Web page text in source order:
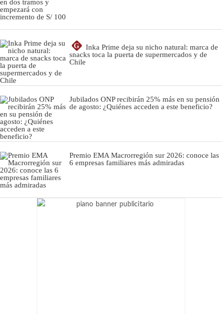
G
Inka Prime deja su nicho natural: marca de
snacks toca la puerta de supermercados y de
Chile
Jubilados ONP recibirán 25% más en su pensión
de agosto: ¿Quiénes acceden a este beneficio?
Premio EMA Macrorregión sur 2026: conoce las
6 empresas familiares más admiradas